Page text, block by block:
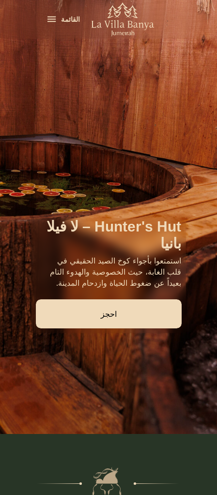
القائمة
احجز
استمتعوا بأجواء كوخ الصيد الحقيقي في
قلب الغابة، حيث الخصوصية والهدوء التام
بعيداً عن ضغوط الحياة وازدحام المدينة.
Hunter's Hut – لا فيلا
بانيا